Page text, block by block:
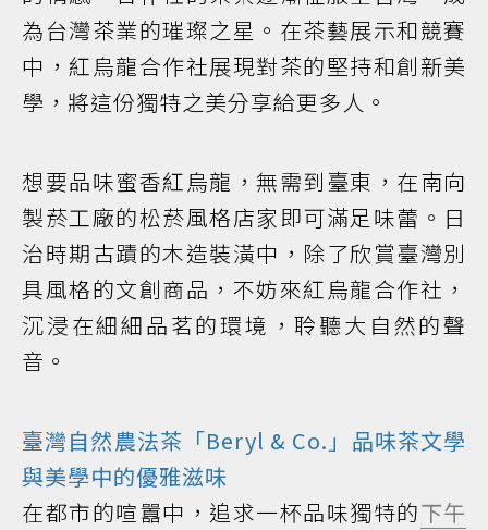
為台灣茶業的璀璨之星。在茶藝展示和競賽
中，紅烏龍合作社展現對茶的堅持和創新美
學，將這份獨特之美分享給更多人。
想要品味蜜香紅烏龍，無需到臺東，在南向
製菸工廠的松菸風格店家即可滿足味蕾。日
治時期古蹟的木造裝潢中，除了欣賞臺灣別
具風格的文創商品，不妨來紅烏龍合作社，
沉浸在細細品茗的環境，聆聽大自然的聲
音。
臺灣自然農法茶「Beryl & Co.」品味茶文學
與美學中的優雅滋味
在都市的喧囂中，追求一杯品味獨特的下午